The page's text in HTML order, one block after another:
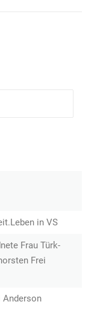
in VS
Frau Türk-
Frei
Anderson